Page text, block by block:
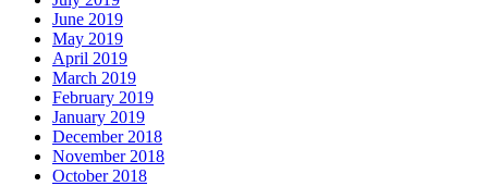
June 2019
May 2019
April 2019
March 2019
February 2019
January 2019
December 2018
November 2018
October 2018